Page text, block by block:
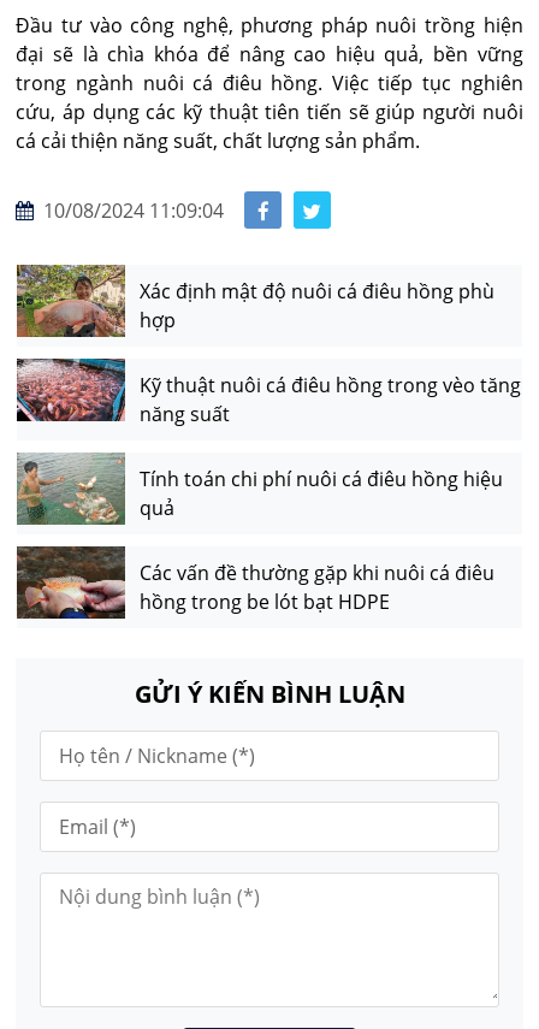
Đầu tư vào công nghệ, phương pháp nuôi trồng hiện
đại sẽ là chìa khóa để nâng cao hiệu quả, bền vững
trong ngành nuôi cá điêu hồng. Việc tiếp tục nghiên
cứu, áp dụng các kỹ thuật tiên tiến sẽ giúp người nuôi
cá cải thiện năng suất, chất lượng sản phẩm.
10/08/2024 11:09:04
Xác định mật độ nuôi cá điêu hồng phù
hợp
Kỹ thuật nuôi cá điêu hồng trong vèo tăng
năng suất
Tính toán chi phí nuôi cá điêu hồng hiệu
quả
Các vấn đề thường gặp khi nuôi cá điêu
hồng trong be lót bạt HDPE
GỬI Ý KIẾN BÌNH LUẬN